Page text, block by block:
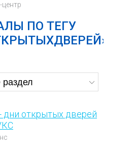
центр
ПО ТЕГУ
дни открытых дверей